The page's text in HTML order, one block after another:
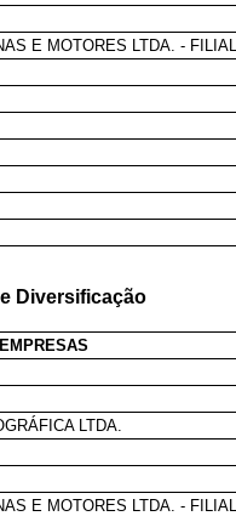
E MOTORES LTDA. -
Diversificação
EMPRESAS
LTDA.
E MOTORES LTDA. -